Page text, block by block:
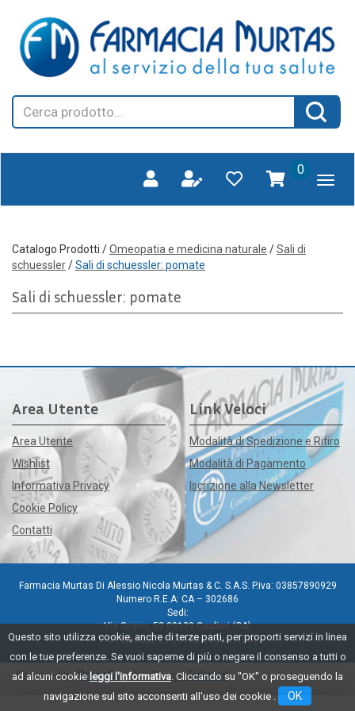
contenuto
principale
Questo sito utilizza cookie, anche di terze parti, per proporti servizi in linea
con le tue preferenze. Se vuoi saperne di più o negare il consenso a tutti o
ad alcuni cookie leggi l'informativa . Cliccando su "OK" o proseguendo la
navigazione sul sito acconsenti all'uso dei cookie .
OK
SCANO
Cerca
Prodotto
0prodotti
inseriti
Catalogo Prodotti /Omeopatia e medicina naturale /Sali di
schuessler/Sali di schuessler: pomate
Sali di schuessler: pomate
Area Utente
Area Utente
Wishlist
Informativa Privacy
Cookie Policy
Contatti
Link Veloci
Modalità di Spedizione e Ritiro
Modalità di Pagamento
Iscrizione alla Newsletter
Farmacia Murtas Di Alessio Nicola Murtas & C. S.A.S. P.iva: 03857890929
Numero R.E.A: CA – 302686
Sedi:
Via Scano, 52 09129 Cagliari (CA)
Via Pacinotti, 21 09128 Cagliari (CA)
Powered byPrenofa Web DesignFulcri srl